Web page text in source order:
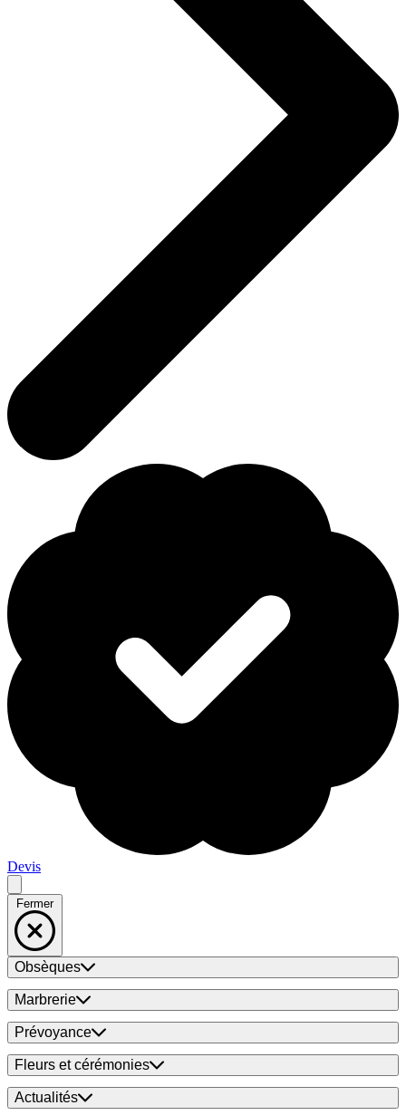
Devis
Fermer
Obsèques
Marbrerie
Prévoyance
Fleurs et cérémonies
Actualités